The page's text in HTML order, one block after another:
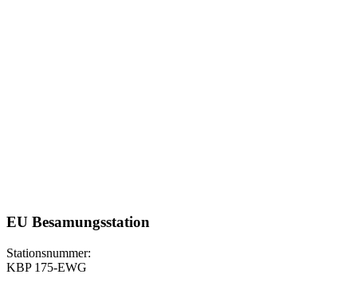
EU Besamungsstation
Stationsnummer:
KBP 175-EWG